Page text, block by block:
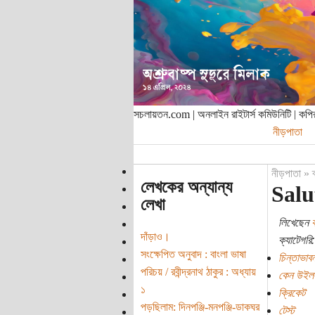
সচলায়তন.com | অনলাইন রাইটার্স কমিউনিটি |
নীড়পাতা
লেখকের অন্যান্য
লেখা
দাঁড়াও।
সংক্ষেপিত অনুবাদ : বাংলা ভাষা
পরিচয় / রবীন্দ্রনাথ ঠাকুর : অধ্যায়
১
পড়ছিলাম: দিনপঞ্জি-মনপঞ্জি-ডাকঘর
নীড়পাতা»
লিখেছেন
ক্যাটেগরি:
কেন
ক্রিকেট
টেস্ট